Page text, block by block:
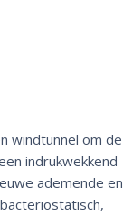
windtunnel om de
indrukwekkend
ademende en